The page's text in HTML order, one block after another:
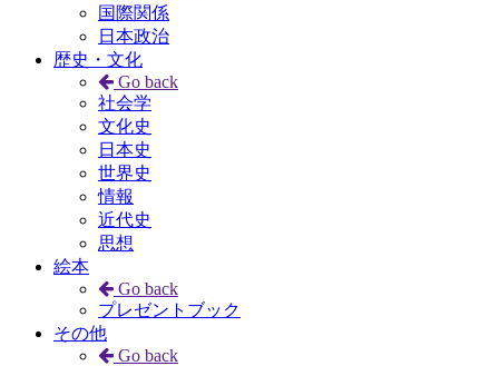
国際関係
日本政治
歴史・文化
Go back
社会学
文化史
日本史
世界史
情報
近代史
思想
絵本
Go back
プレゼントブック
その他
Go back